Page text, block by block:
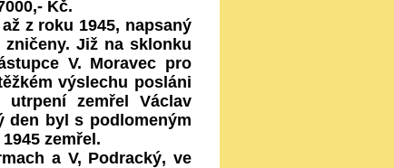
Kč.
z roku 1945, napsaný
Již na sklonku
V. Moravec pro
výslechu posláni
zemřel Václav
den byl s podlomeným
zemřel.
a V, Podracký, ve